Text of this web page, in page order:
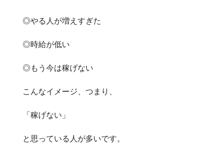
◎やる人が増えすぎた
◎時給が低い
◎もう今は稼げない
こんなイメージ、つまり、
「稼げない」
と思っている人が多いです。